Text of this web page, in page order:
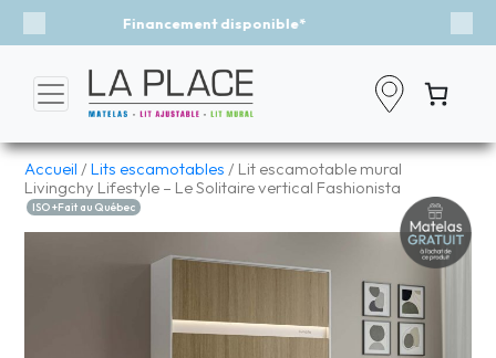
Événement - Un vent de fraîcheur
Previous
Accueil /Lits escamotables / Lit escamotable mural
Livingchy Lifestyle – Le Solitaire vertical Fashionista
ISO +Fait au Québec